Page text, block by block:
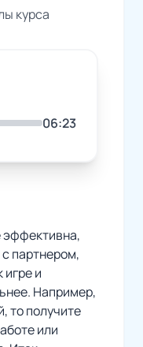
курса
06:23
эффективна,
партнером,
игре и
Например,
то получите
или